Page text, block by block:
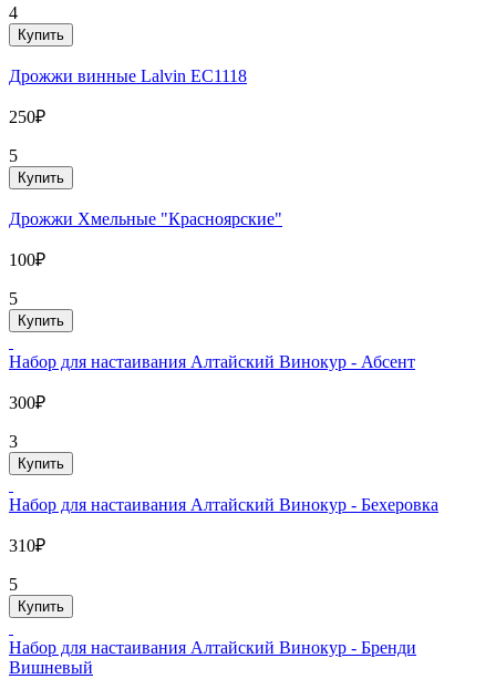
4
Купить
Дрожжи винные Lalvin EC1118
250₽
5
Купить
Дрожжи Хмельные "Красноярские"
100₽
5
Купить
Набор для настаивания Алтайский Винокур - Абсент
300₽
3
Купить
Набор для настаивания Алтайский Винокур - Бехеровка
310₽
5
Купить
Набор для настаивания Алтайский Винокур - Бренди
Вишневый